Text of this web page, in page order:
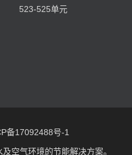
523-525单元
备17092488号-1
空气环境的节能解决方案。